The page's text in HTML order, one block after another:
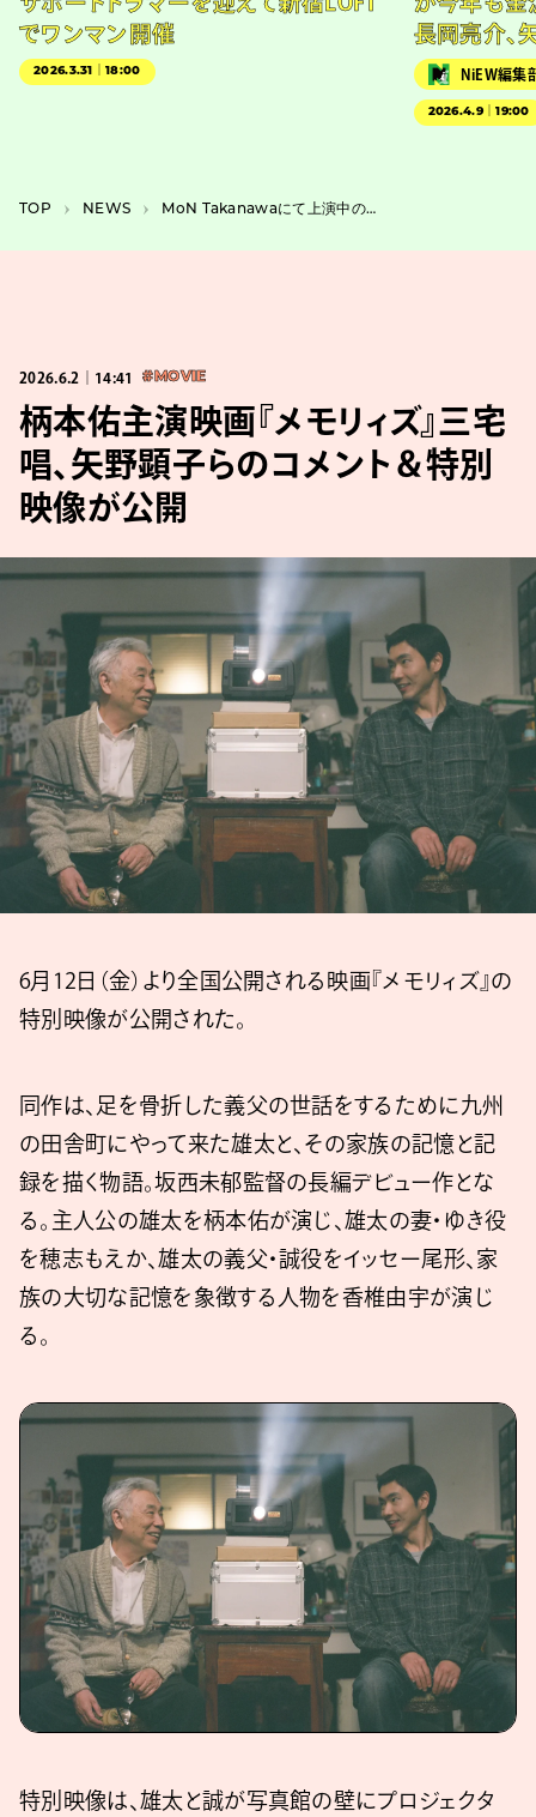
でワンマン開催
2026.3.31｜18:00
長岡亮介、
NiEW編集
2026.4.9｜19:00
TOP NEWS MoN Takanawaにて上演中のバレエ『アレコ』宝満直也らの初演コメント公開
2026.6.2｜14:41 #MOVIE
柄本佑主演映画『メモリィズ』三宅
唱、矢野顕子らのコメント＆特別
映像が公開
6月12日（金）より全国公開される映画『メモリィズ』の
特別映像が公開された。
同作は、足を骨折した義父の世話をするために九州
の田舎町にやって来た雄太と、その家族の記憶と記
録を描く物語。坂西未郁監督の長編デビュー作とな
る。主人公の雄太を柄本佑が演じ、雄太の妻・ゆき役
を穂志もえか、雄太の義父・誠役をイッセー尾形、家
族の大切な記憶を象徴する人物を香椎由宇が演じ
る。
特別映像は、雄太と誠が写真館の壁にプロジェクタ